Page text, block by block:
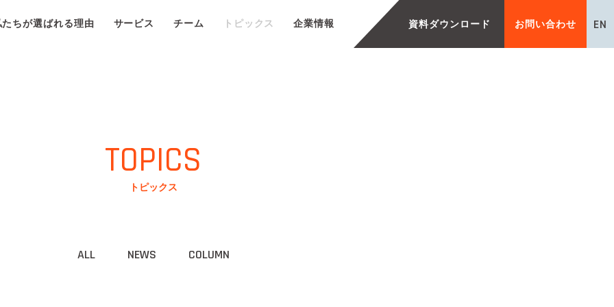
たちが選ばれる理由 サービス チーム トピックス 企業情報 資料ダウンロード お問い合わせ EN
TOPICS
トピックス
ALL NEWS COLUMN